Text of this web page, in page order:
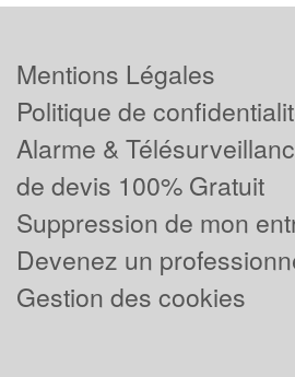
Mentions Légales
Politique de
Alarme &
de devis 100% Gratuit
Suppression de mon
Devenez un
Gestion des cookies